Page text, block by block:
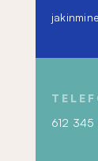
612 345